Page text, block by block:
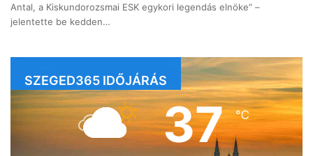
Antal, a Kiskundorozsmai ESK egykori legendás elnöke” –
jelentette be kedden…
SZEGED365 IDŐJÁRÁS
37℃